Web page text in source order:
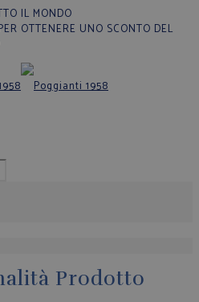
IL MONDO
OTTENERE UNO SCONTO DEL
Prodotto